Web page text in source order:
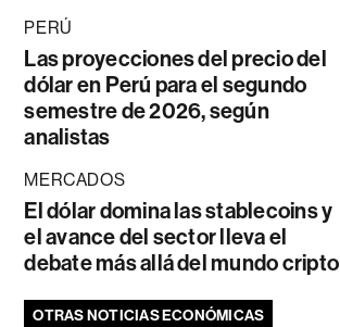
PERÚ
Las proyecciones del precio del
dólar en Perú para el segundo
semestre de 2026, según
analistas
MERCADOS
El dólar domina las stablecoins y
el avance del sector lleva el
debate más allá del mundo cripto
OTRAS NOTICIAS ECONÓMICAS